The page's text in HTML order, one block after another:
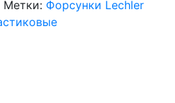
Метки: Форсунки Lechler